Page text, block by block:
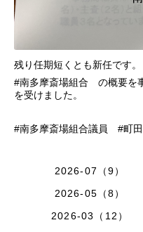
残り任期短くとも新任です。
#南多摩斎場組合 の概要を
を受けました。
#南多摩斎場組合議員 #町
2026-07（9）
2026-05（8）
2026-03（12）